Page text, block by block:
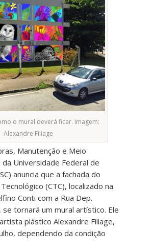
o mural deverá ficar. Imagem:
Alexandre Filiage
Manutenção e Meio
Universidade Federal de
anuncia que a fachada do
(CTC),localizado na
Conti com a Rua Dep.
se tornará um mural artístico. Ele
plástico Alexandre Filiage,
dependendo da condição